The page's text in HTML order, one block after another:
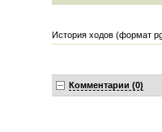
История ходов (формат
Комментарии (0)